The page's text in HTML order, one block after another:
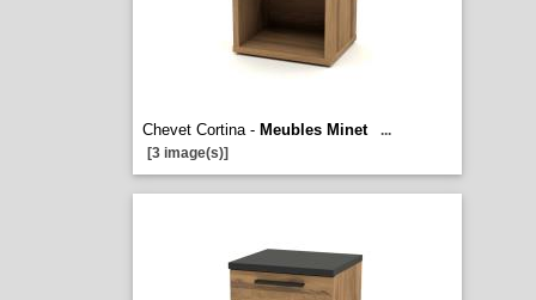
Chevet Cortina - Meubles Minet
...
[3 image(s)]